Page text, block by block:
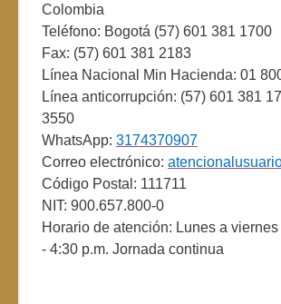
Colombia
Teléfono: Bogotá (57) 601 381 1700
Fax: (57) 601 381 2183
Línea Nacional Min Hacienda: 01
Línea anticorrupción: (57) 601 381
3550
WhatsApp: 3174370907
Correo electrónico:
Código Postal: 111711
NIT: 900.657.800-0
Horario de atención: Lunes a viernes
- 4:30 p.m. Jornada continua